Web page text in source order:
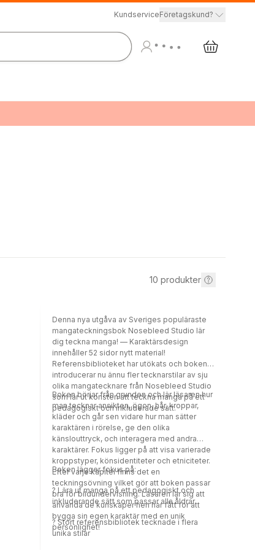
KundserviceFöretagskund?
10 produkter
Denna nya utgåva av Sveriges populäraste
mangateckningsbok Nosebleed Studio lär
dig teckna manga! — Karaktärsdesign
innehåller 52 sidor nytt material!
Referensbiblioteket har utökats och boken
introducerar nu ännu fler tecknarstilar av sju
olika mangatecknare från Nosebleed Studio
som lär ut konsten att teckna manga på ett
pedagogiskt och inkluderade sätt.
Boken börjar från grunden och lär läsaren hur
man tecknar ansikten, ögon, hår, kroppar,
kläder och går sen vidare hur man sätter
karaktären i rörelse, ge den olika
känslouttryck, och interagera med andra
karaktärer. Fokus ligger på att visa varierade
kroppstyper, könsidentiteter och etniciteter.
Efter varje kapitel finns det en
teckningsövning vilket gör att boken passar
bra för bildundervisning. Läsaren lär sig att
använda de kunskaper hen har fått för att
bygga sin egen karaktär med en unik
personlighet!
Boken lägger fokus på:
? Lära ut manga på ett pedagogiskt och
inkluderande sätt som passar alla åldrar
? Stort referensbibliotek tecknade i flera
unika stilar